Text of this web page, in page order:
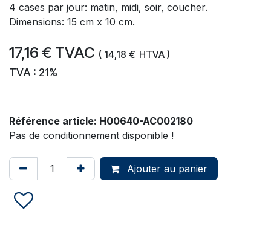
4 cases par jour: matin, midi, soir, coucher.
Dimensions: 15 cm x 10 cm.
17,16 € TVAC ( 14,18 € HTVA )
TVA : 21%
Référence article: H00640-AC002180
Pas de conditionnement disponible !
Ajouter au panier